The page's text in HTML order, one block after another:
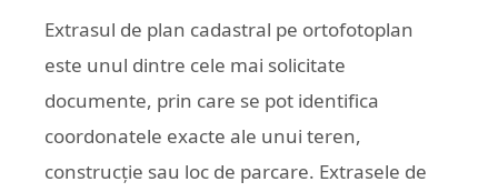
Extrasul de plan cadastral pe ortofotoplan
este unul dintre cele mai solicitate
documente, prin care se pot identifica
coordonatele exacte ale unui teren,
construcție sau loc de parcare. Extrasele de